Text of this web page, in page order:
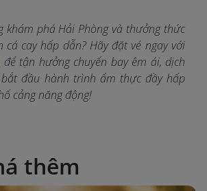
khám phá Hải Phòng và thưởng thức
cá cay hấp dẫn? Hãy đặt vé ngay với
để tận hưởng chuyến bay êm ái, dịch
đầu hành trình ẩm thực đầy hấp
cảng năng động!
thêm